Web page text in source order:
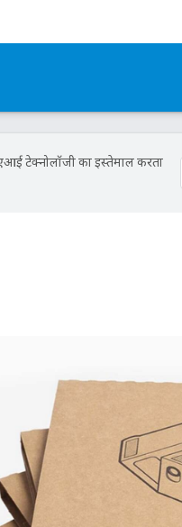
टेक्नोलॉजी का इस्तेमाल करता